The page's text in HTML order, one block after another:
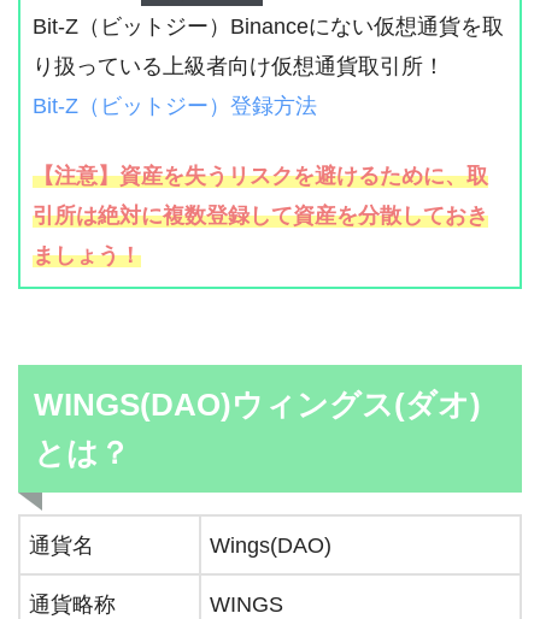
Bit-Z（ビットジー）Binanceにない仮想通貨を取
り扱っている上級者向け仮想通貨取引所！
Bit-Z（ビットジー）登録方法
【注意】資産を失うリスクを避けるために、取
引所は絶対に複数登録して資産を分散しておき
ましょう！
WINGS(DAO)ウィングス(ダオ)
とは？
通貨名 Wings(DAO)
通貨略称 WINGS